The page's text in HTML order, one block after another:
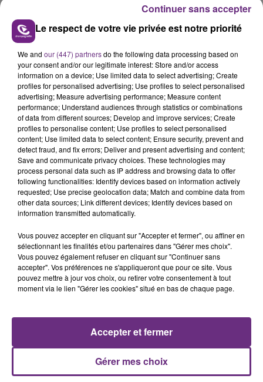
7 août 2026
LA CENTRALE NUCLÉAIRE DE CHOOZ
TOUJOURS À L'ARRÊT
Cela fait déjà une semaine que la centrale
nucléaire ardennaise est à l'arrêt. Une situation
justifiée par la sécheresse intense qui est toujours
présente.
7 août 2026
LE MAGASIN JOUÉCLUB DE REIMS FERME
SES PORTES
C'était l'une des institutions du centre-ville
fermer ses portes.
TITRES DIFFUSÉS
17h57
17h57
Le respect de votre vie privée est notre priorité
We and our (447) partnersdo the following data processing based on
your consent and/or our legitimate interest: Store and/or access
information on a device; Use limited data to select advertising; Create
profiles for personalised advertising; Use profiles to select personalised
advertising; Measure advertising performance; Measure content
performance; Understand audiences through statistics or combinations
of data from different sources; Develop and improve services; Create
profiles to personalise content; Use profiles to select personalised
content; Use limited data to select content; Ensure security, prevent and
detect fraud, and fix errors; Deliver and present advertising and content;
Save and communicate privacy choices. These technologies may
process personal data such as IP address and browsing data to offer
following functionalities: Identify devices based on information actively
requested; Use precise geolocation data; Match and combine data from
other data sources; Link different devices; Identify devices based on
information transmitted automatically.
Vous pouvez accepter en cliquant sur "Accepter et fermer", ou affiner en
sélectionnant les finalités et/ou partenaires dans "Gérer mes choix".
Vous pouvez également refuser en cliquant sur "Continuer sans
accepter". Vos préférences ne s'appliqueront que pour ce site. Vous
pouvez mettre à jour vos choix, ou retirer votre consentement à tout
moment via le lien "Gérer les cookies" situé en bas de chaque page.
Gérer mes choix
Accepter et fermer
Continuer sans accepter